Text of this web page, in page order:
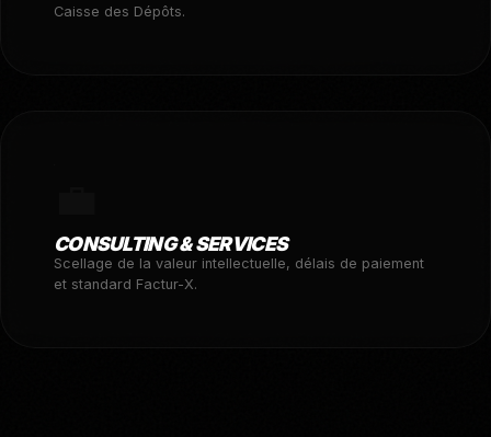
Caisse des Dépôts.
CONSULTING & SERVICES
Scellage de la valeur intellectuelle, délais de paiement
et standard Factur-X.